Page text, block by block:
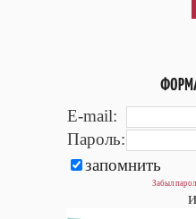
E-mail:
Пароль:
запомнить
Забыл